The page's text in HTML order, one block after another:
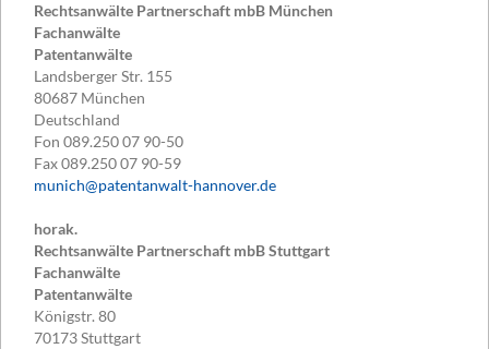
Rechtsanwälte Partnerschaft mbB München
Fachanwälte
Patentanwälte
Landsberger Str. 155
80687 München
Deutschland
Fon 089.250 07 90-50
Fax089.250 07 90-59
munich@patentanwalt-hannover.de
horak.
Rechtsanwälte Partnerschaft mbB Stuttgart
Fachanwälte
Patentanwälte
Königstr. 80
70173Stuttgart